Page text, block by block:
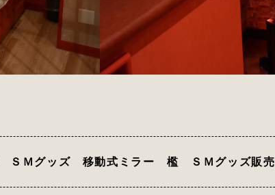
) ＳＭグッズ 移動式ミラー 檻 ＳＭグッズ販売